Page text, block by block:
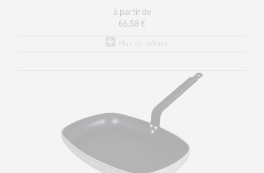
à partir de
66,58 €